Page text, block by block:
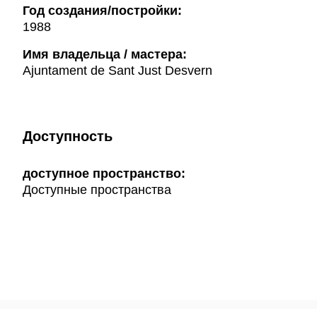
Год создания/постройки:
1988
Имя владельца / мастера:
Ajuntament de Sant Just Desvern
Доступность
доступное пространство:
Доступные пространства